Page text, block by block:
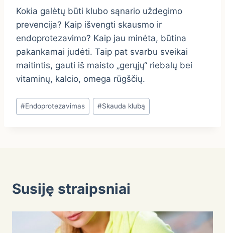
Kokia galėtų būti klubo sąnario uždegimo
prevencija? Kaip išvengti skausmo ir
endoprotezavimo? Kaip jau minėta, būtina
pakankamai judėti. Taip pat svarbu sveikai
maitintis, gauti iš maisto „gerųjų“ riebalų bei
vitaminų, kalcio, omega rūgščių.
Post
Tags:
#Endoprotezavimas #Skauda klubą
Susiję straipsniai